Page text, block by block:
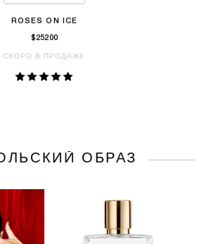
ROSES ON ICE
$25200
СКОРО В ПРОДАЖЕ
ОБРАЗ